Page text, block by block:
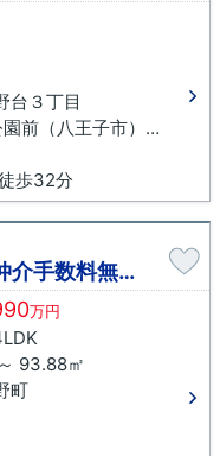
台３丁目
北野駅 バス10分 公園前（八王子市）下車 徒歩4分
歩32分
八王子市上野町108-6 新築【仲介手数料無料】
万円
93.88㎡
町